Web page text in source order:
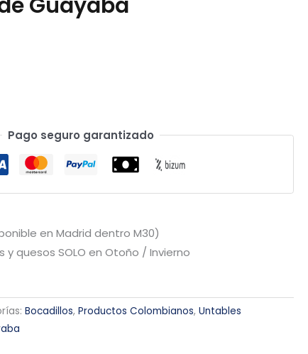
Pago seguro garantizado
en Madrid dentro M30)
quesos SOLO en Otoño / Invierno
Bocadillos,Productos Colombianos,Untables